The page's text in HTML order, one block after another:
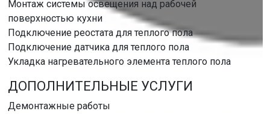
Монтаж системы освещения над рабочей
поверхностью кухни
Подключение реостата для теплого пола
Подключение датчика для теплого пола
Укладка нагревательного элемента теплого пола
ДОПОЛНИТЕЛЬНЫЕ УСЛУГИ
Демонтажные работы